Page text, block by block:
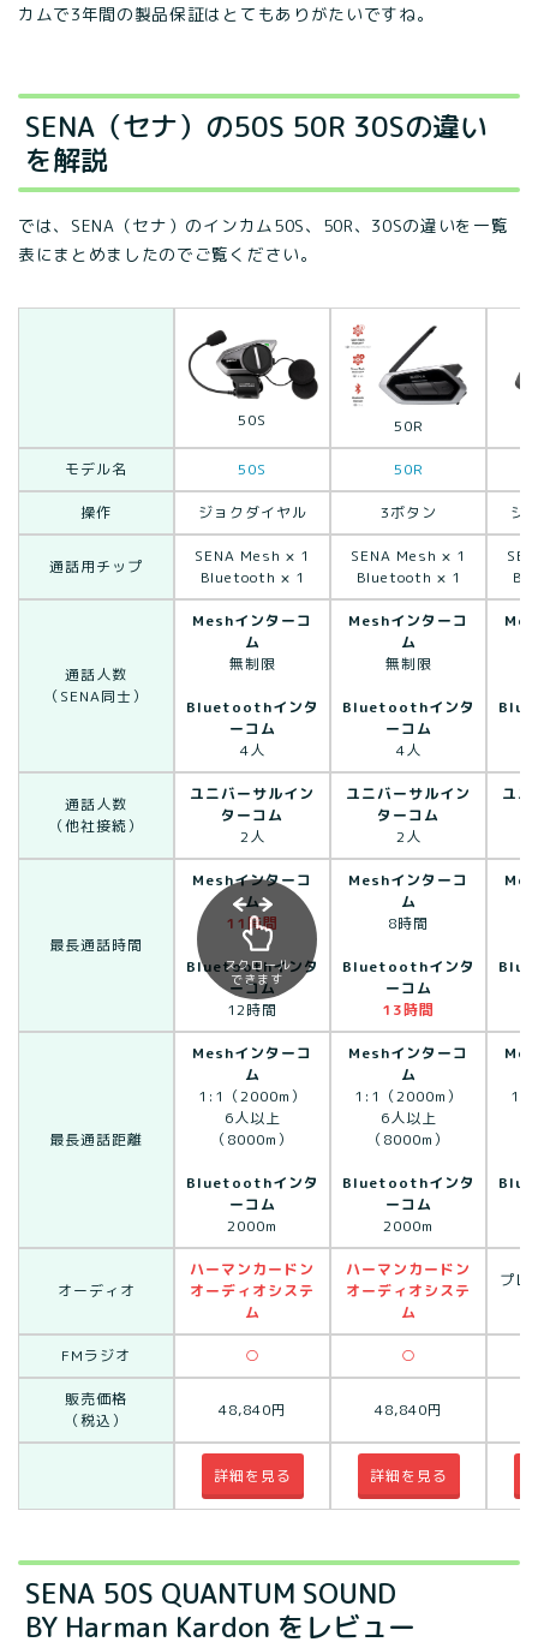
カムで3年間の製品保証はとてもありがたいですね。
SENA（セナ）の50S 50R 30Sの違い
を解説
では、SENA（セナ）のインカム50S、50R、30Sの違いを一覧
表にまとめましたのでご覧ください。
50S 50R
モデル名 50S 50R
操作 ジョクダイヤル 3ボタン ジ
通話用チップ
SENA Mesh × 1
Bluetooth × 1
SENA Mesh × 1
Bluetooth × 1
通話人数
（SENA同士）
Meshインターコ
ム
無制限
Bluetoothインタ
ーコム
4人
Meshインターコ
ム
無制限
Bluetoothインタ
ーコム
4人
通話人数
（他社接続）
ユニバーサルイン
ターコム
2人
ユニバーサルイン
ターコム
2人
ユニ
最長通話時間
Meshインターコ
ム
11時間
Bluetoothインタ
ーコム
12時間
Meshインターコ
ム
8時間
Bluetoothインタ
ーコム
13時間
最長通話距離
Meshインターコ
ム
1:1（2000m）
6人以上
（8000m）
Bluetoothインタ
ーコム
2000m
Meshインターコ
ム
1:1（2000m）
6人以上
（8000m）
Bluetoothインタ
ーコム
2000m
オーディオ
ハーマンカードン
オーディオシステ
ム
ハーマンカードン
オーディオシステ
ム
プレ
FMラジオ ○ ○
販売価格
（税込）
48,840円 48,840円
詳細を見る 詳細を見る
スクロール
できます
SENA 50S QUANTUM SOUND
BY Harman Kardon をレビュー